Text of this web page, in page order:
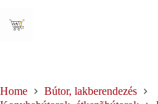
content
Home
Bútor, lakberendezés